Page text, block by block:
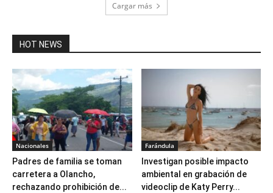
Cargar más
HOT NEWS
Nacionales
Padres de familia se toman
carretera a Olancho,
rechazando prohibición de...
Farándula
Investigan posible impacto
ambiental en grabación de
videoclip de Katy Perry...